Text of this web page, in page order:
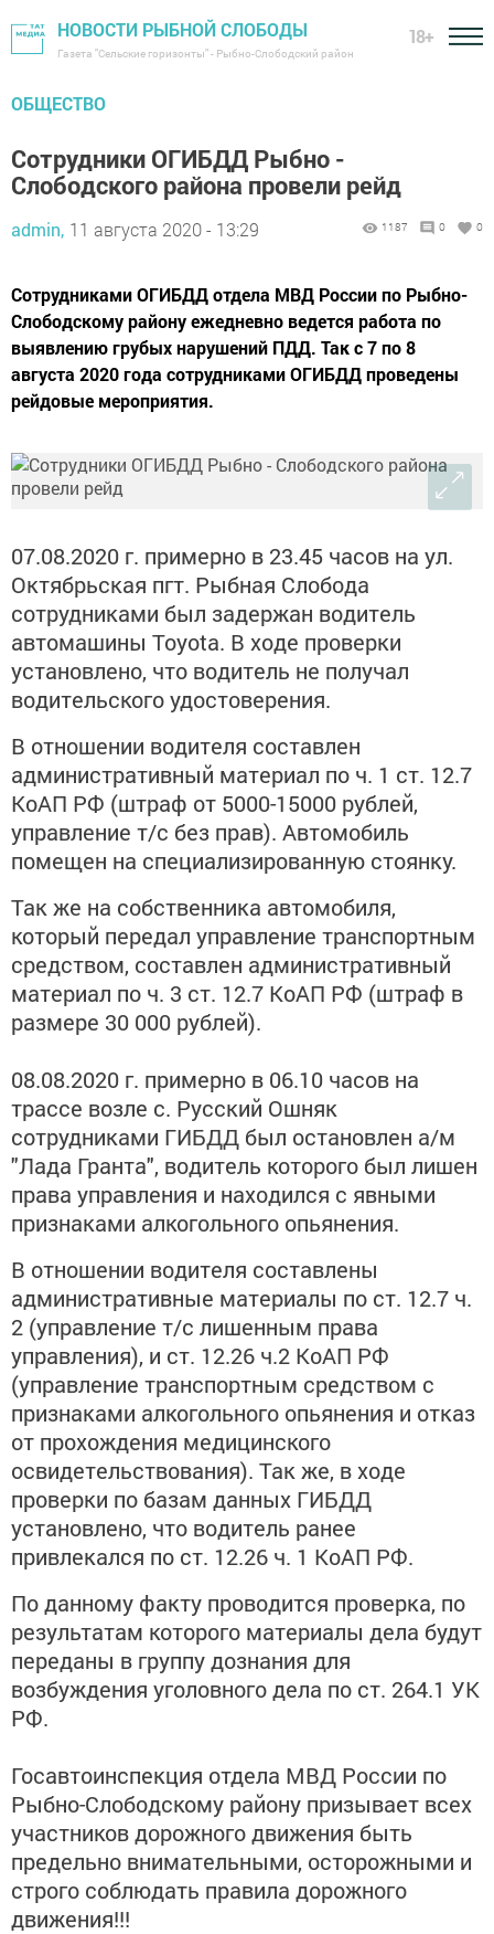
НОВОСТИ РЫБНОЙ СЛОБОДЫ
Газета "Сельские горизонты" - Рыбно-Слободский район
18+
ОБЩЕСТВО
Сотрудники ОГИБДД Рыбно -
Слободского района провели рейд
admin, 11 августа 2020 - 13:29 1187 0 0
Сотрудниками ОГИБДД отдела МВД России по Рыбно-
Слободскому району ежедневно ведется работа по
выявлению грубых нарушений ПДД. Так с 7 по 8
августа 2020 года сотрудниками ОГИБДД проведены
рейдовые мероприятия.
07.08.2020 г. примерно в 23.45 часов на ул.
Октябрьская пгт. Рыбная Слобода
сотрудниками был задержан водитель
автомашины Toyota. В ходе проверки
установлено, что водитель не получал
водительского удостоверения.
В отношении водителя составлен
административный материал по ч. 1 ст. 12.7
КоАП РФ (штраф от 5000-15000 рублей,
управление т/с без прав). Автомобиль
помещен на специализированную стоянку.
Так же на собственника автомобиля,
который передал управление транспортным
средством, составлен административный
материал по ч. 3 ст. 12.7 КоАП РФ (штраф в
размере 30 000 рублей).
08.08.2020 г. примерно в 06.10 часов на
трассе возле с. Русский Ошняк
сотрудниками ГИБДД был остановлен а/м
"Лада Гранта", водитель которого был лишен
права управления и находился с явными
признаками алкогольного опьянения.
В отношении водителя составлены
административные материалы по ст. 12.7 ч.
2 (управление т/с лишенным права
управления), и ст. 12.26 ч.2 КоАП РФ
(управление транспортным средством с
признаками алкогольного опьянения и отказ
от прохождения медицинского
освидетельствования). Так же, в ходе
проверки по базам данных ГИБДД
установлено, что водитель ранее
привлекался по ст. 12.26 ч. 1 КоАП РФ.
По данному факту проводится проверка, по
результатам которого материалы дела будут
переданы в группу дознания для
возбуждения уголовного дела по ст. 264.1 УК
РФ.
Госавтоинспекция отдела МВД России по
Рыбно-Слободскому району призывает всех
участников дорожного движения быть
предельно внимательными, осторожными и
строго соблюдать правила дорожного
движения!!!